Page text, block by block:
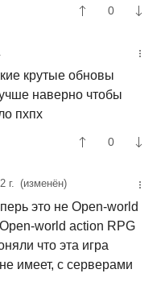
0
крутые обновы
наверно чтобы
пхпх
0
2 г. (изменён)
это не Open-world
world action RPG
что эта игра
имеет, с серверами